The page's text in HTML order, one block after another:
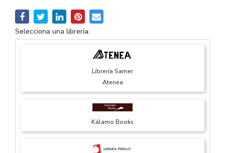
Selecciona una librería:
Librería Samer
Atenea
Kálamo Books